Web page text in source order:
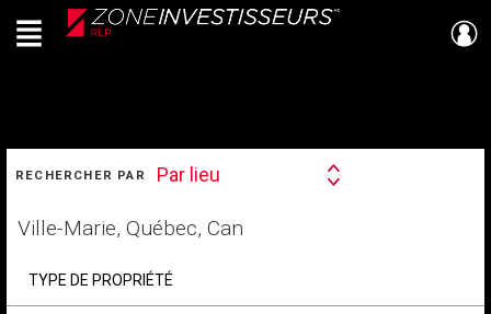
Live
En Direct
Menu
RECHERCHER PAR
Search
Par lieu
votre
TYPE DE PROPRIÉTÉ